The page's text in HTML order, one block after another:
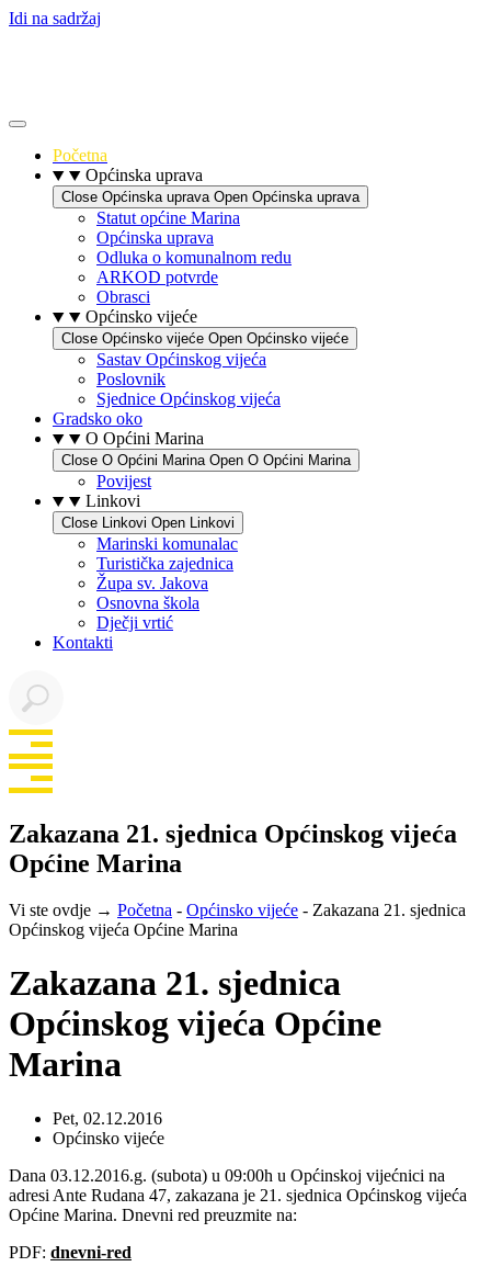
Idi na sadržaj
Početna
Općinska uprava
Close Općinska uprava Open Općinska uprava
Statut općine Marina
Općinska uprava
Odluka o komunalnom redu
ARKOD potvrde
Obrasci
Općinsko vijeće
Close Općinsko vijeće Open Općinsko vijeće
Sastav Općinskog vijeća
Poslovnik
Sjednice Općinskog vijeća
Gradsko oko
O Općini Marina
Close O Općini Marina Open O Općini Marina
Povijest
Linkovi
Close Linkovi Open Linkovi
Marinski komunalac
Turistička zajednica
Župa sv. Jakova
Osnovna škola
Dječji vrtić
Kontakti
Zakazana 21. sjednica Općinskog vijeća
Općine Marina
Vi ste ovdje → Početna - Općinsko vijeće - Zakazana 21. sjednica
Općinskog vijeća Općine Marina
Zakazana 21. sjednica
Općinskog vijeća Općine
Marina
Pet, 02.12.2016
Općinsko vijeće
Dana 03.12.2016.g. (subota) u 09:00h u Općinskoj vijećnici na
adresi Ante Rudana 47, zakazana je 21. sjednica Općinskog vijeća
Općine Marina. Dnevni red preuzmite na:
PDF: dnevni-red